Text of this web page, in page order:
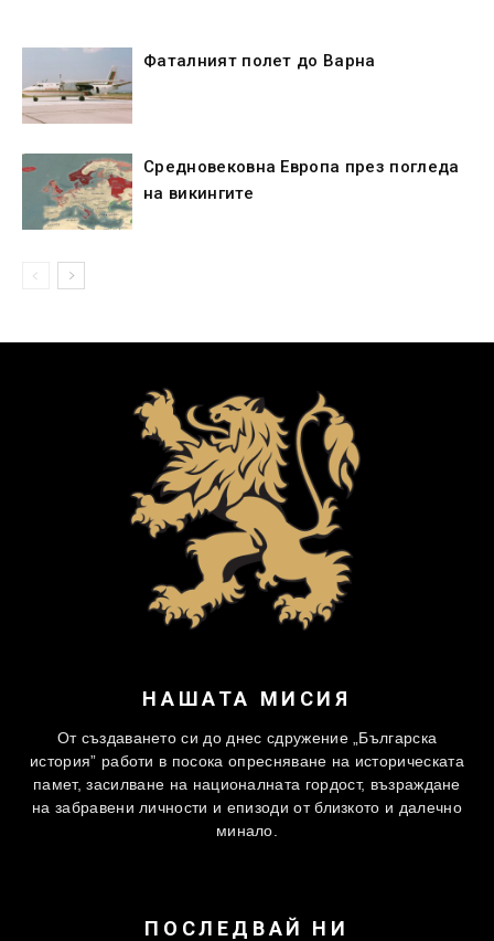
Фаталният полет до Варна
Средновековна Европа през погледа
на викингите
НАШАТА МИСИЯ
От създаването си до днес сдружение „Българска
история” работи в посока опресняване на историческата
памет, засилване на националната гордост, възраждане
на забравени личности и епизоди от близкото и далечно
минало.
ПОСЛЕДВАЙ НИ